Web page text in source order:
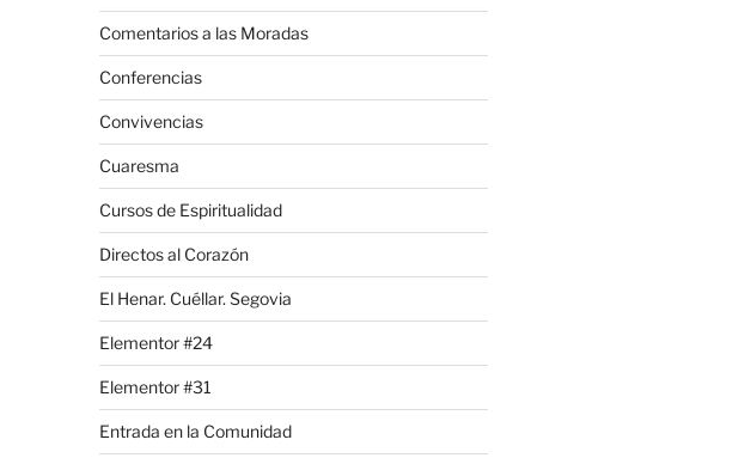
Comentarios a las Moradas
Conferencias
Convivencias
Cuaresma
Cursos de Espiritualidad
Directos al Corazón
El Henar. Cuéllar. Segovia
Elementor #24
Elementor #31
Entrada en la Comunidad